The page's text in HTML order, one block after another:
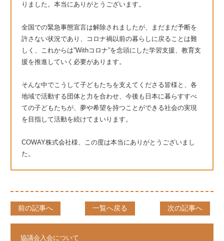
りました。本当にありがとうございます。
全国での緊急事態宣言は解除されましたが、まだまだ予断を
許さない状況であり、コロナ禍以前の暮らしに戻ることは難
しく、これからは”Withコロナ”を念頭にした学習支援、教育支
援を推進していく必要があります。
そんな中でこうして子どもたちを支えてくださる皆様と、各
地域で活動する団体と力を合わせ、今後も日本に暮らすすべ
ての子どもたちが、夢や希望を持つことができる社会の実現
を目指して活動を続けてまいります。
COWAY株式会社様、この度は本当にありがとうございまし
た。
前の記事へ 一覧へ戻る 次の記事へ
協議会入会について